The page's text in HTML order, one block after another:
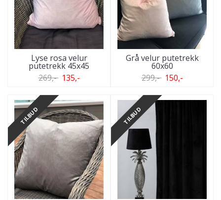
Lyse rosa velur
putetrekk 45x45
269,- 135,-
Grå velur putetrekk
60x60
299,- 150,-
TILBUD TILBUD